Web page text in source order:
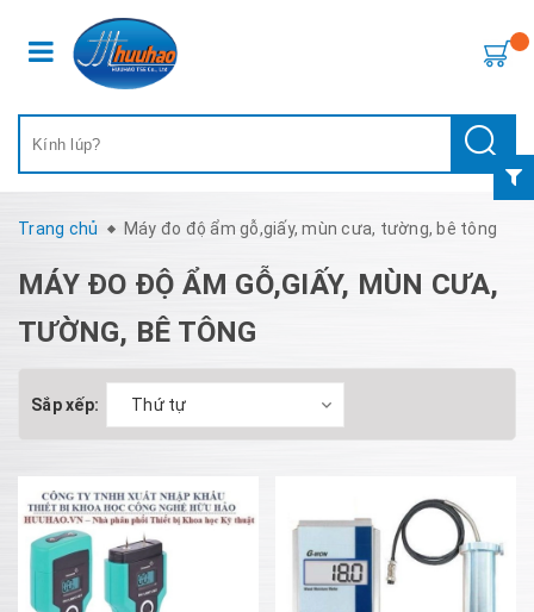
Trang chủ Máy đo độ ẩm gỗ,giấy, mùn cưa, tường, bê tông
MÁY ĐO ĐỘ ẨM GỖ,GIẤY, MÙN CƯA,
TƯỜNG, BÊ TÔNG
Sắp xếp: Thứ tự